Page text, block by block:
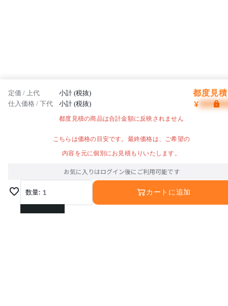
定価 / 上代 小計 (税抜) 都度見
仕入価格 / 下代 小計 (税抜) ¥
都度見積の商品は合計金額に反映されません
こちらは価格の目安です。最終価格は、ご希望の
内容を元に個別にお見積もりいたします。
お気に入りはログイン後にご利用可能です
数量: 1
1
カートに追加